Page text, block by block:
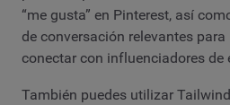
“me gusta” en Pinterest, así
de conversación relevantes
conectar con influenciadores de
También puedes utilizar